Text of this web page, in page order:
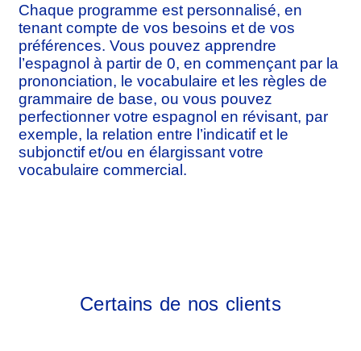
Chaque programme est personnalisé, en
tenant compte de vos besoins et de vos
préférences. Vous pouvez apprendre
l’espagnol à partir de 0, en commençant par la
prononciation, le vocabulaire et les règles de
grammaire de base, ou vous pouvez
perfectionner votre espagnol en révisant, par
exemple, la relation entre l’indicatif et le
subjonctif et/ou en élargissant votre
vocabulaire commercial.
Certains de nos clients